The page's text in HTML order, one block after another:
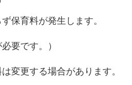
保育料が発生します。
要です。）
変更する場合があります。